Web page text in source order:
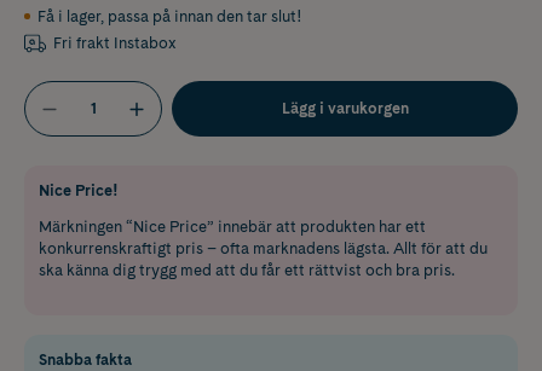
Få i lager, passa på innan den tar slut!
Fri frakt Instabox
Lägg i varukorgen
Nice Price!
Märkningen “Nice Price” innebär att produkten har ett
konkurrenskraftigt pris – ofta marknadens lägsta. Allt för att du
ska känna dig trygg med att du får ett rättvist och bra pris.
Snabba fakta